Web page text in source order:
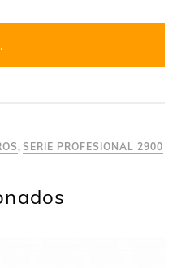
, SERIE PROFESIONAL 2900